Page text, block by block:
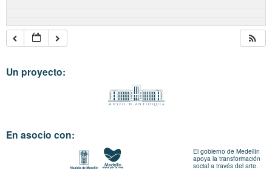
Un proyecto:
En asocio con:
El gobierno de Medellín
apoya la transformación
social a través del arte.